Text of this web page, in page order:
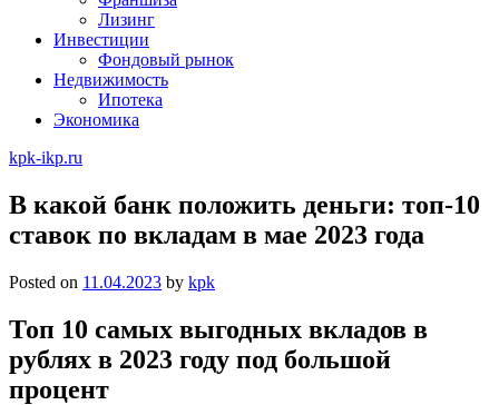
Лизинг
Инвестиции
Фондовый рынок
Недвижимость
Ипотека
Экономика
kpk-ikp.ru
В какой банк положить деньги: топ-10
ставок по вкладам в мае 2023 года
Posted on 11.04.2023 by kpk
​Топ 10 самых выгодных вкладов в
рублях в 2023 году под большой
процент